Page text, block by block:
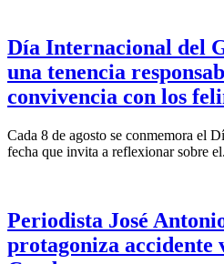
Día Internacional del
una tenencia
convivencia con los
Cada 8 de agosto se conmemora el
fecha que invita a reflexionar sobre
Periodista José
protagoniza accidente